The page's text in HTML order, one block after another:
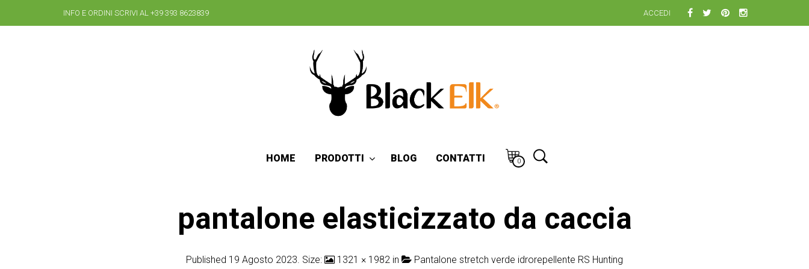
INFO E ORDINI SCRIVI AL +39 393 8623839 ACCEDI
HOME PRODOTTI BLOG CONTATTI 0
pantalone elasticizzato da caccia
Published 19 Agosto 2023 . Size: 1321 × 1982 in Pantalone stretch verde idrorepellente RS Hunting